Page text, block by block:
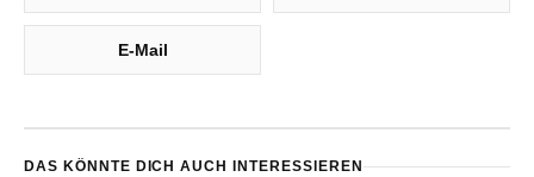
E-Mail
DAS KÖNNTE DICH AUCH INTERESSIEREN